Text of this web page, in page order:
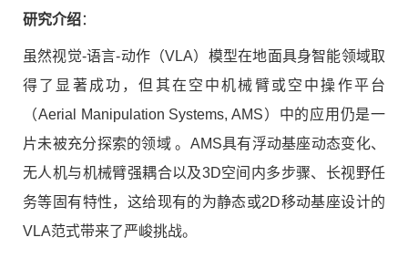
研究介绍：
虽然视觉-语言-动作（VLA）模型在地面具身智能领域取
得了显著成功，但其在空中机械臂或空中操作平台
（Aerial Manipulation Systems, AMS）中的应用仍是一
片未被充分探索的领域 。AMS具有浮动基座动态变化、
无人机与机械臂强耦合以及3D空间内多步骤、长视野任
务等固有特性，这给现有的为静态或2D移动基座设计的
VLA范式带来了严峻挑战。